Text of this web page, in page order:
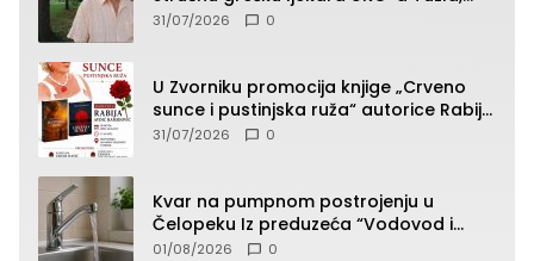
presudan dokaz ostala obdukcija
31/07/2026 0
U Zvorniku promocija knjige „Crveno
sunce i pustinjska ruža“ autorice Rabije
Avdić-Hamidović
31/07/2026 0
Kvar na pumpnom postrojenju u
Čelopeku Iz preduzeća “Vodovod i
komunalije”
01/08/2026 0